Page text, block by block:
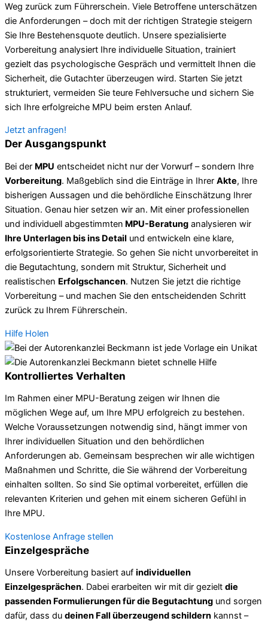
Weg zurück zum Führerschein. Viele Betroffene unterschätzen
die Anforderungen – doch mit der richtigen Strategie steigern
Sie Ihre Bestehensquote deutlich. Unsere spezialisierte
Vorbereitung analysiert Ihre individuelle Situation, trainiert
gezielt das psychologische Gespräch und vermittelt Ihnen die
Sicherheit, die Gutachter überzeugen wird. Starten Sie jetzt
strukturiert, vermeiden Sie teure Fehlversuche und sichern Sie
sich Ihre erfolgreiche MPU beim ersten Anlauf.
Jetzt anfragen!
Der Ausgangspunkt
Bei der MPU entscheidet nicht nur der Vorwurf – sondern Ihre
Vorbereitung. Maßgeblich sind die Einträge in Ihrer Akte, Ihre
bisherigen Aussagen und die behördliche Einschätzung Ihrer
Situation. Genau hier setzen wir an. Mit einer professionellen
und individuell abgestimmten MPU-Beratung analysieren wir
Ihre Unterlagen bis ins Detail und entwickeln eine klare,
erfolgsorientierte Strategie. So gehen Sie nicht unvorbereitet in
die Begutachtung, sondern mit Struktur, Sicherheit und
realistischen Erfolgschancen. Nutzen Sie jetzt die richtige
Vorbereitung – und machen Sie den entscheidenden Schritt
zurück zu Ihrem Führerschein.
Hilfe Holen
Kontrolliertes Verhalten
Im Rahmen einer MPU-Beratung zeigen wir Ihnen die
möglichen Wege auf, um Ihre MPU erfolgreich zu bestehen.
Welche Voraussetzungen notwendig sind, hängt immer von
Ihrer individuellen Situation und den behördlichen
Anforderungen ab. Gemeinsam besprechen wir alle wichtigen
Maßnahmen und Schritte, die Sie während der Vorbereitung
einhalten sollten. So sind Sie optimal vorbereitet, erfüllen die
relevanten Kriterien und gehen mit einem sicheren Gefühl in
Ihre MPU.
Kostenlose Anfrage stellen
Einzelgespräche
Unsere Vorbereitung basiert auf individuellen
Einzelgesprächen. Dabei erarbeiten wir mit dir gezielt die
passenden Formulierungen für die Begutachtung und sorgen
dafür, dass du deinen Fall überzeugend schildern kannst –